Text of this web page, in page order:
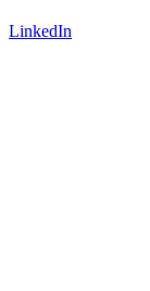
LinkedIn